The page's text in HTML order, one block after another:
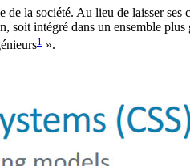
de la société. Au lieu de laisser ses
soit intégré dans un ensemble
1 ».